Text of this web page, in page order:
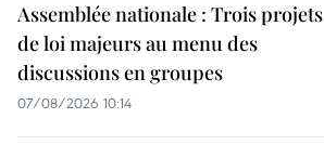
Assemblée nationale : Trois projets
de loi majeurs au menu des
discussions en groupes
07/08/2026 10:14